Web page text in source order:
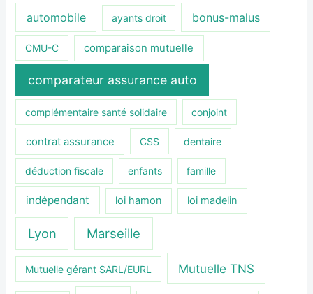
automobile ayants droit bonus-malus
CMU-C comparaison mutuelle
comparateur assurance auto
complémentaire santé solidaire conjoint
contrat assurance CSS dentaire
déduction fiscale enfants famille
indépendant loi hamon loi madelin
Lyon Marseille
Mutuelle gérant SARL/EURL Mutuelle TNS